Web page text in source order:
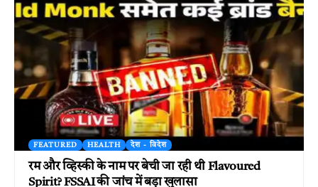
FEATURED HEALTH देश - विदेश
रम और व्हिस्की के नाम पर बेची जा रही थी Flavoured
Spirit? FSSAI की जांच में बड़ा खुलासा